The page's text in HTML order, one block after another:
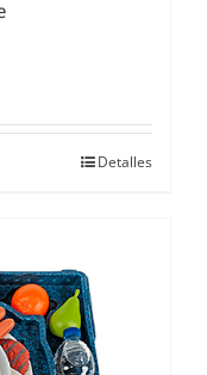
Detalles